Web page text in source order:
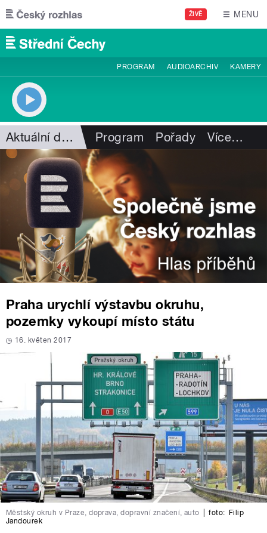
Přejít k hlavnímu obsahu
ŽIVĚ MENU
PROGRAM AUDIOARCHIV KAMERY
Aktuální dění Program Pořady Více…
Praha urychlí výstavbu okruhu,
pozemky vykoupí místo státu
16. květen 2017
Městský okruh v Praze, doprava, dopravní značení, auto foto:
Filip
Jandourek